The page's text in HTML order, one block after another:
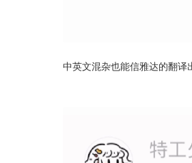
中英文混杂也能信雅达的翻译